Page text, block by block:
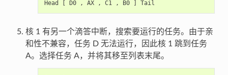
核 1 有另一个滴答中断，搜索要运行的任务。由于亲
和性不兼容，任务 D 无法运行，因此核 1 跳到任务
A。选择任务 A，并将其移至列表末尾。